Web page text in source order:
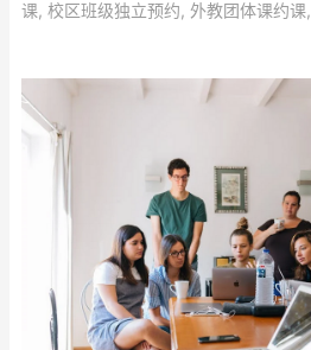
课, 校区班级独立预约, 外教团体课约课,